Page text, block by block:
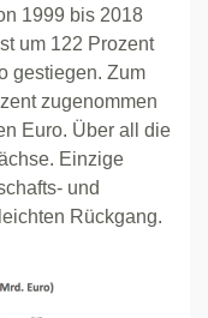
1999 bis 2018
um 122 Prozent
gestiegen. Zum
zugenommen
Euro. Über all die
Einzige
und
Rückgang.